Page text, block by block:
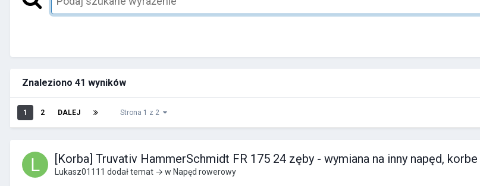
Znaleziono 41 wyników
1 2 DALEJ Strona 1 z 2
[Korba] Truvativ HammerSchmidt FR 175 24 zęby - wymiana na inny napęd, korbe
Lukasz01111 dodał temat → w Napęd rowerowy